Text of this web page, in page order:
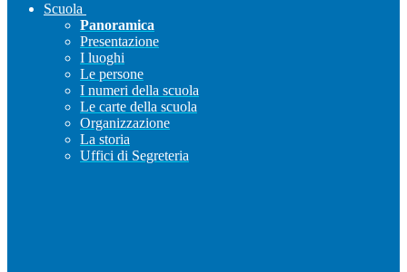
Scuola
Panoramica
Presentazione
I luoghi
Le persone
I numeri della scuola
Le carte della scuola
Organizzazione
La storia
Uffici di Segreteria